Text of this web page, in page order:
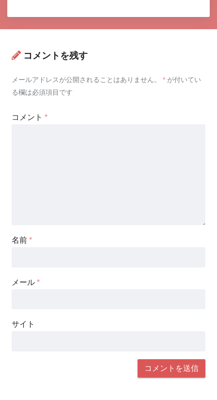
コメントを残す
メールアドレスが公開されることはありません。 * が付いてい
る欄は必須項目です
コメント *
名前 *
メール *
サイト